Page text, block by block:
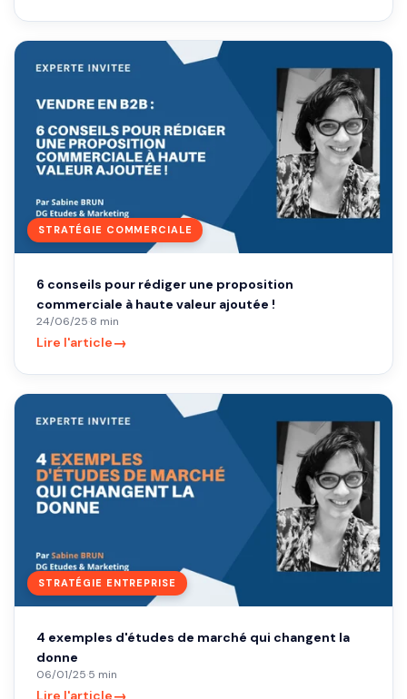
STRATÉGIE COMMERCIALE
6 conseils pour rédiger une proposition
commerciale à haute valeur ajoutée !
24/06/25·8 min
Lire l'article→
STRATÉGIE ENTREPRISE
4 exemples d'études de marché qui changent la
donne
06/01/25·5 min